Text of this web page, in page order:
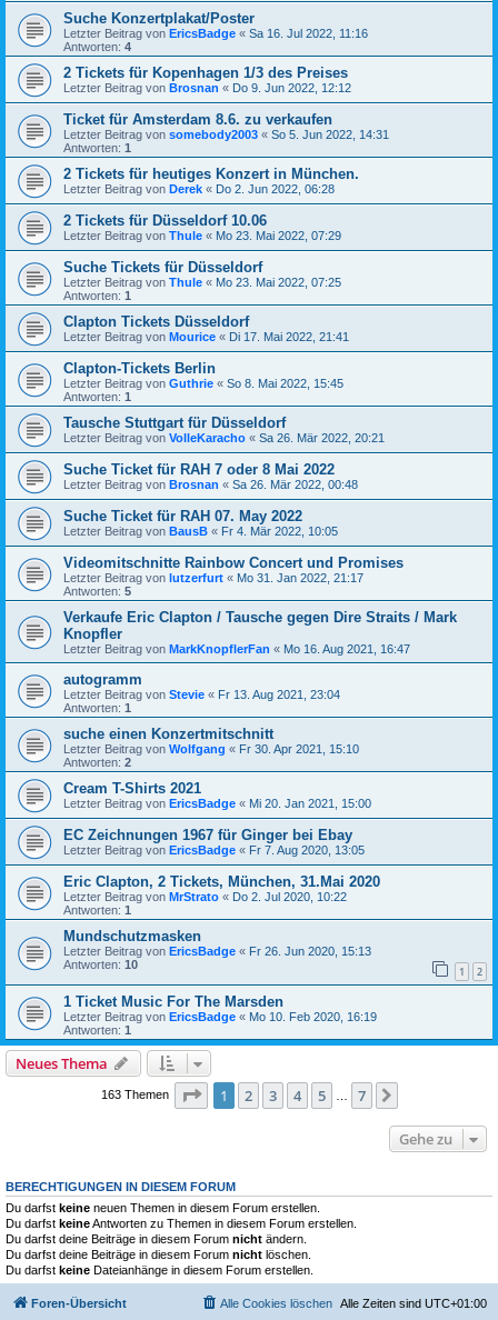
Suche Konzertplakat/Poster
Letzter Beitrag von EricsBadge « Sa 16. Jul 2022, 11:16
Antworten: 4
2 Tickets für Kopenhagen 1/3 des Preises
Letzter Beitrag von Brosnan « Do 9. Jun 2022, 12:12
Ticket für Amsterdam 8.6. zu verkaufen
Letzter Beitrag von somebody2003 « So 5. Jun 2022, 14:31
Antworten: 1
2 Tickets für heutiges Konzert in München.
Letzter Beitrag von Derek « Do 2. Jun 2022, 06:28
2 Tickets für Düsseldorf 10.06
Letzter Beitrag von Thule « Mo 23. Mai 2022, 07:29
Suche Tickets für Düsseldorf
Letzter Beitrag von Thule « Mo 23. Mai 2022, 07:25
Antworten: 1
Clapton Tickets Düsseldorf
Letzter Beitrag von Mourice « Di 17. Mai 2022, 21:41
Clapton-Tickets Berlin
Letzter Beitrag von Guthrie « So 8. Mai 2022, 15:45
Antworten: 1
Tausche Stuttgart für Düsseldorf
Letzter Beitrag von VolleKaracho « Sa 26. Mär 2022, 20:21
Suche Ticket für RAH 7 oder 8 Mai 2022
Letzter Beitrag von Brosnan « Sa 26. Mär 2022, 00:48
Suche Ticket für RAH 07. May 2022
Letzter Beitrag von BausB « Fr 4. Mär 2022, 10:05
Videomitschnitte Rainbow Concert und Promises
Letzter Beitrag von lutzerfurt « Mo 31. Jan 2022, 21:17
Antworten: 5
Verkaufe Eric Clapton / Tausche gegen Dire Straits / Mark
Knopfler
Letzter Beitrag von MarkKnopflerFan « Mo 16. Aug 2021, 16:47
autogramm
Letzter Beitrag von Stevie « Fr 13. Aug 2021, 23:04
Antworten: 1
suche einen Konzertmitschnitt
Letzter Beitrag von Wolfgang « Fr 30. Apr 2021, 15:10
Antworten: 2
Cream T-Shirts 2021
Letzter Beitrag von EricsBadge « Mi 20. Jan 2021, 15:00
EC Zeichnungen 1967 für Ginger bei Ebay
Letzter Beitrag von EricsBadge « Fr 7. Aug 2020, 13:05
Eric Clapton, 2 Tickets, München, 31.Mai 2020
Letzter Beitrag von MrStrato « Do 2. Jul 2020, 10:22
Antworten: 1
Mundschutzmasken
Letzter Beitrag von EricsBadge « Fr 26. Jun 2020, 15:13
Antworten: 10 1 2
1 Ticket Music For The Marsden
Letzter Beitrag von EricsBadge « Mo 10. Feb 2020, 16:19
Antworten: 1
Neues Thema
163 Themen Seite 1von
1 2 3 4 5 7
Gehe zu
BERECHTIGUNGEN IN DIESEM FORUM
Du darfst keine neuen Themen in diesem Forum erstellen.
Du darfst keineAntworten zu Themen in diesem Forum erstellen.
Du darfst deine Beiträge in diesem Forum nicht ändern.
Du darfst deine Beiträge in diesem Forum nicht löschen.
Du darfst keine Dateianhänge in diesem Forum erstellen.
Foren-Übersicht Alle Zeiten sind UTC+01:00
Alle Cookies löschen